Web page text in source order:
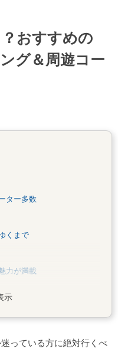
おすすめの
グ＆周遊コー
ター多数
くまで
力が満載
満喫
示
っている方に絶対行くべ